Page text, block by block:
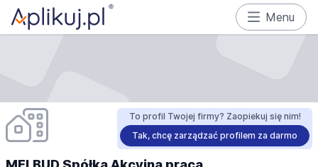
Menu
To profil Twojej firmy? Zaopiekuj się nim!
Tak, chcę zarządzać profilem za darmo